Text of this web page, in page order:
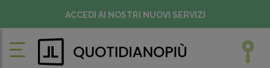
ACCEDI AI NOSTRI NUOVI SERVIZI